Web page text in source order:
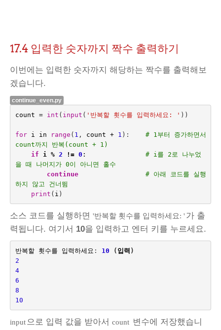
17.4 입력한 숫자까지 짝수 출력하기
이번에는 입력한 숫자까지 해당하는 짝수를 출력해보
겠습니다.
continue_even.py
count = int ( input ( '반복할 횟수를 입력하세요: ' ))
for i in range ( 1 , count + 1 ):
# 1부터 증가하면서
count까지 반복(count + 1)
if
i % 2 != 0 :
# i를 2로 나누었
을 때 나머지가 0이 아니면 홀수
continue
# 아래 코드를 실행
하지 않고 건너뜀
print ( i )
소스 코드를 실행하면 '반복할 횟수를 입력하세요: ' 가 출
력됩니다. 여기서 10을 입력하고 엔터 키를 누르세요.
반복할 횟수를 입력하세요 : 10 ( 입력 )
2
4
6
8
10
input으로 입력 값을 받아서 count 변수에 저장했습니